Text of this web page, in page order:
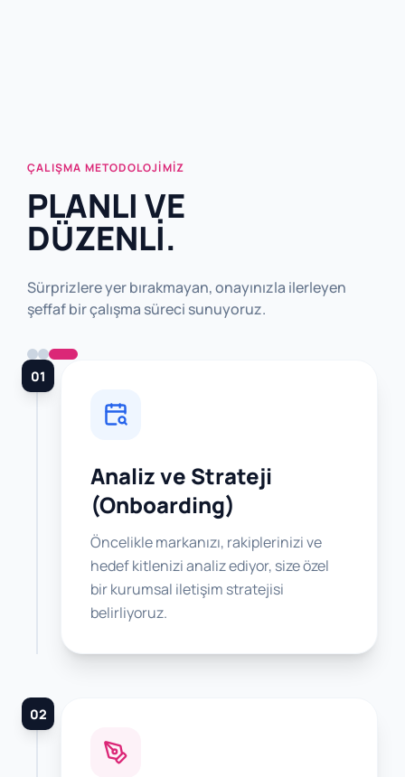
ÇALIŞMA METODOLOJIMIZ
PLANLI VE
DÜZENLİ.
Sürprizlere yer bırakmayan, onayınızla ilerleyen
şeffaf bir çalışma süreci sunuyoruz.
01
Analiz ve Strateji
(Onboarding)
Öncelikle markanızı, rakiplerinizi ve
hedef kitlenizi analiz ediyor, size özel
bir kurumsal iletişim stratejisi
belirliyoruz.
02